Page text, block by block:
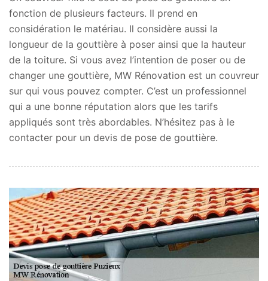
fonction de plusieurs facteurs. Il prend en
considération le matériau. Il considère aussi la
longueur de la gouttière à poser ainsi que la hauteur
de la toiture. Si vous avez l’intention de poser ou de
changer une gouttière, MW Rénovation est un couvreur
sur qui vous pouvez compter. C’est un professionnel
qui a une bonne réputation alors que les tarifs
appliqués sont très abordables. N’hésitez pas à le
contacter pour un devis de pose de gouttière.